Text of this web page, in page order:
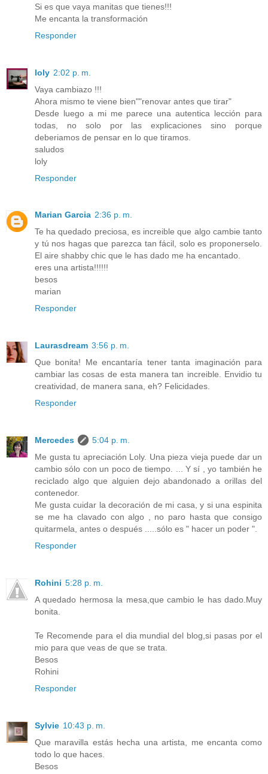
Si es que vaya manitas que tienes!!!
Me encanta la transformación
Responder
loly 2:02 p. m.
Vaya cambiazo !!!
Ahora mismo te viene bien""renovar antes que tirar"
Desde luego a mi me parece una autentica lección para
todas, no solo por las explicaciones sino porque
deberiamos de pensar en lo que tiramos.
saludos
loly
Responder
Marian Garcia 2:36 p. m.
Te ha quedado preciosa, es increible que algo cambie tanto
y tú nos hagas que parezca tan fácil, solo es proponerselo.
El aire shabby chic que le has dado me ha encantado.
eres una artista!!!!!!
besos
marian
Responder
Laurasdream 3:56 p. m.
Que bonita! Me encantaría tener tanta imaginación para
cambiar las cosas de esta manera tan increible. Envidio tu
creatividad, de manera sana, eh? Felicidades.
Responder
Mercedes
5:04 p. m.
Me gusta tu apreciación Loly. Una pieza vieja puede dar un
cambio sólo con un poco de tiempo. ... Y sí , yo también he
reciclado algo que alguien dejo abandonado a orillas del
contenedor.
Me gusta cuidar la decoración de mi casa, y si una espinita
se me ha clavado con algo , no paro hasta que consigo
quitarmela, antes o después .....sólo es " hacer un poder ".
Responder
Rohini 5:28 p. m.
A quedado hermosa la mesa,que cambio le has dado.Muy
bonita.
Te Recomende para el dia mundial del blog,si pasas por el
mio para que veas de que se trata.
Besos
Rohini
Responder
Sylvie 10:43 p. m.
Que maravilla estás hecha una artista, me encanta como
todo lo que haces.
Besos